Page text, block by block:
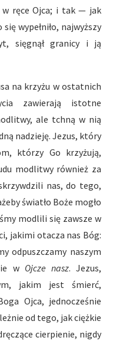
w ręce Ojca; i tak — jak
wypełniło, najwyższy
sięgnął granicy i ją
na krzyżu w ostatnich
zawierają istotne
ale tchną w nią
nadzieję. Jezus, który
którzy Go krzyżują,
modlitwy również za
nas, do tego,
światło Boże mogło
modlili się zawsze w
jakimi otacza nas Bóg:
odpuszczamy naszym
w Ojcze nasz. Jezus,
jakim jest śmierć,
Ojca, jednocześnie
od tego, jak ciężkie
cierpienie, nigdy